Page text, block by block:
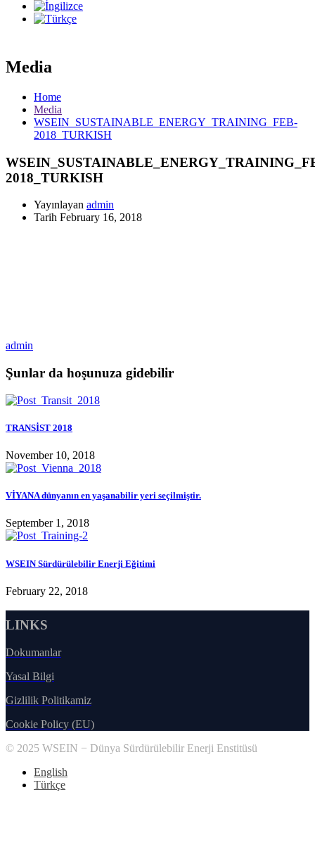
Media
Home
Media
WSEIN_SUSTAINABLE_ENERGY_TRAINING_FEB-
2018_TURKISH
2018_TURKISH
Yayınlayan admin
Tarih February 16, 2018
admin
Şunlar da hoşunuza gidebilir
TRANSİST 2018
November 10, 2018
VİYANA dünyanın en yaşanabilir yeri seçilmiştir.
September 1, 2018
WSEIN Sürdürülebilir Enerji Eğitimi
February 22, 2018
LINKS
Dokumanlar
Yasal Bilgi
Gizlilik Politikamiz
Cookie Policy (EU)
© 2025 WSEIN − Dünya Sürdürülebilir Enerji Enstitüsü
English
Türkçe